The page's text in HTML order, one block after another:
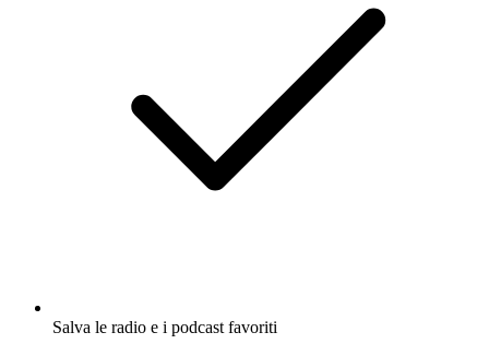
Salva le radio e i podcast favoriti